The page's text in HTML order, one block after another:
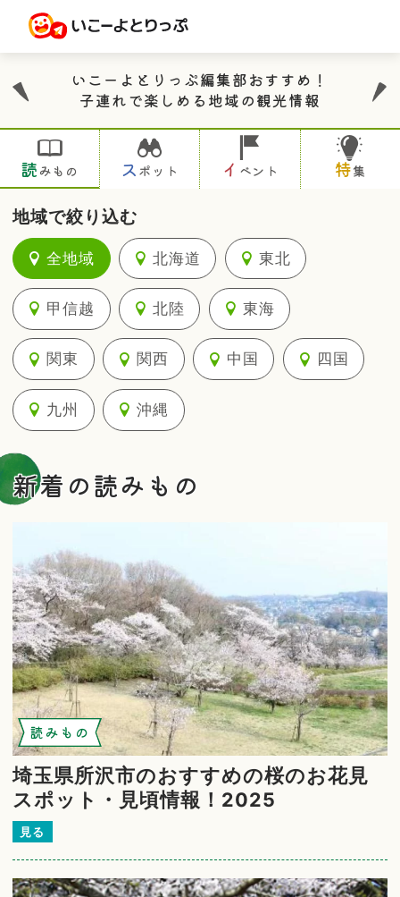
いこーよとりっぷ編集部おすすめ！
子連れで楽しめる地域の観光情報
読みもの スポット イ ベント 特集
地域で絞り込む
全地域 北海道 東北
甲信越 北陸 東海
関東 関西 中国 四国
九州 沖縄
新着の読みもの
読みもの
埼玉県所沢市のおすすめの桜のお花見
スポット・見頃情報！2025
見る